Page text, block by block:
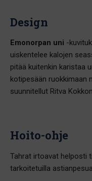
Design
Emonorpan uni -
uiskentelee kalojen
pitää kuitenkin karistaa
kotipesään ruokkimaan
suunnitellut Ritva
Hoito-ohje
Tahrat irtoavat helposti
tarkoitetuilla